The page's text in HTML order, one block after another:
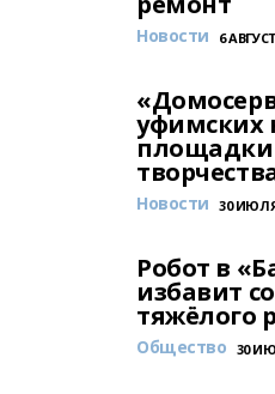
Новости 6
уфимских
Новости 30 ИЮЛЯ
Робот в
избавит
тяжёлого
Общество 30